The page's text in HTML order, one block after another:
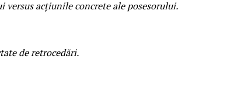
acțiunile concrete ale posesorului.
de retrocedări.